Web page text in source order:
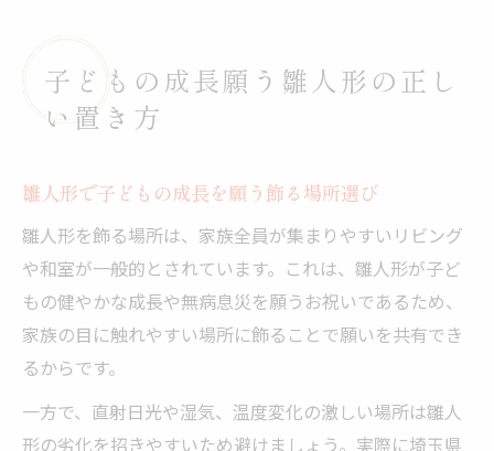
子どもの成長願う雛人形の正し
い置き方
雛人形で子どもの成長を願う飾る場所選び
雛人形を飾る場所は、家族全員が集まりやすいリビング
や和室が一般的とされています。これは、雛人形が子ど
もの健やかな成長や無病息災を願うお祝いであるため、
家族の目に触れやすい場所に飾ることで願いを共有でき
るからです。
一方で、直射日光や湿気、温度変化の激しい場所は雛人
形の劣化を招きやすいため避けましょう。実際に埼玉県